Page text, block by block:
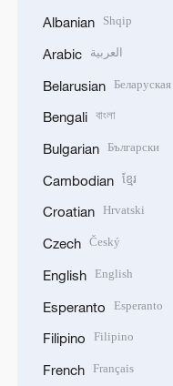
Albanian Shqip
Arabic العربية
Belarusian Беларуская
Bengali বাংলা
Bulgarian Български
Cambodian ខ្មែរ
Croatian Hrvatski
Czech Český
English English
Esperanto Esperanto
Filipino Filipino
French Français